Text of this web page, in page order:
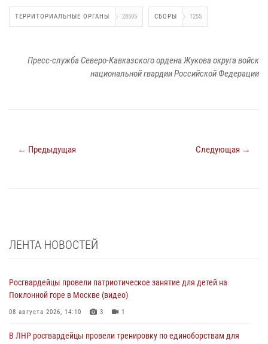
ТЕРРИТОРИАЛЬНЫЕ ОРГАНЫ 28595 СБОРЫ 1255
Пресс-служба Северо-Кавказского ордена Жукова округа войск
национальной гвардии Российской Федерации
← Предыдущая Следующая →
ЛЕНТА НОВОСТЕЙ
Росгвардейцы провели патриотическое занятие для детей на
Поклонной горе в Москве (видео)
08 августа 2026, 14:10 3 1
В ЛНР росгвардейцы провели тренировку по единоборствам для